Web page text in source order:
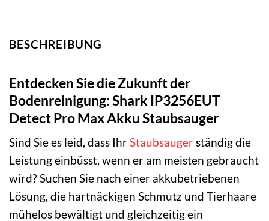
BESCHREIBUNG
Entdecken Sie die Zukunft der
Bodenreinigung: Shark IP3256EUT
Detect Pro Max Akku Staubsauger
Sind Sie es leid, dass IhrStaubsaugerständig die
Leistung einbüsst, wenn er am meisten gebraucht
wird? Suchen Sie nach einer akkubetriebenen
Lösung, die hartnäckigen Schmutz und Tierhaare
mühelos bewältigt und gleichzeitig ein